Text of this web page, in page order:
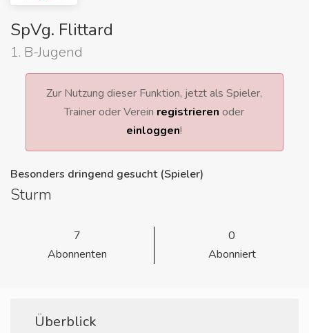
SpVg. Flittard
1. B-Jugend
Zur Nutzung dieser Funktion, jetzt als Spieler,
Trainer oder Verein registrieren oder
einloggen!
Besonders dringend gesucht (Spieler)
Sturm
7
Abonnenten
0
Abonniert
Überblick